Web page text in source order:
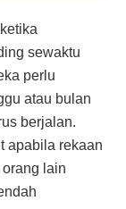
sewaktu
perlu
atau bulan
berjalan.
apabila rekaan
lain